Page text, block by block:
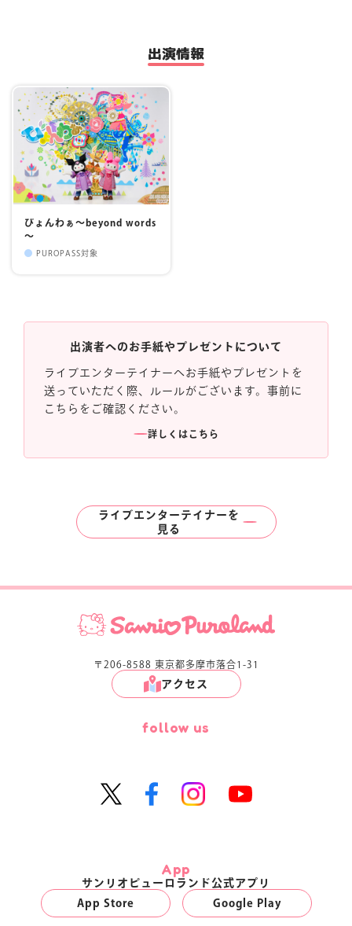
出演情報
びょんわぁ～beyond words
～
PUROPASS対象
出演者へのお手紙やプレゼントについて
ライブエンターテイナーへお手紙やプレゼントを
送っていただく際、ルールがございます。事前に
こちらをご確認ください。
詳しくはこちら
ライブエンターテイナーを
見る
〒206-8588 東京都多摩市落合1-31
アクセス
follow us
App
サンリオピューロランド公式アプリ
App Store
Google Play